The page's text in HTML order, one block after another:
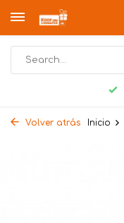
Volver atrás Inicio